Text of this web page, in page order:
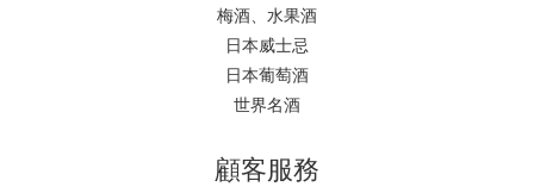
梅酒、水果酒
日本威士忌
日本葡萄酒
世界名酒
顧客服務